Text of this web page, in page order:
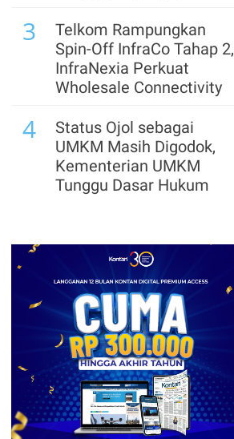
3
Telkom Rampungkan
Spin-Off InfraCo Tahap 2,
InfraNexia Perkuat
Wholesale Connectivity
4
Status Ojol sebagai
UMKM Masih Digodok,
Kementerian UMKM
Tunggu Dasar Hukum
Perpanjang Garansi
Produk hingga 25 Tahun